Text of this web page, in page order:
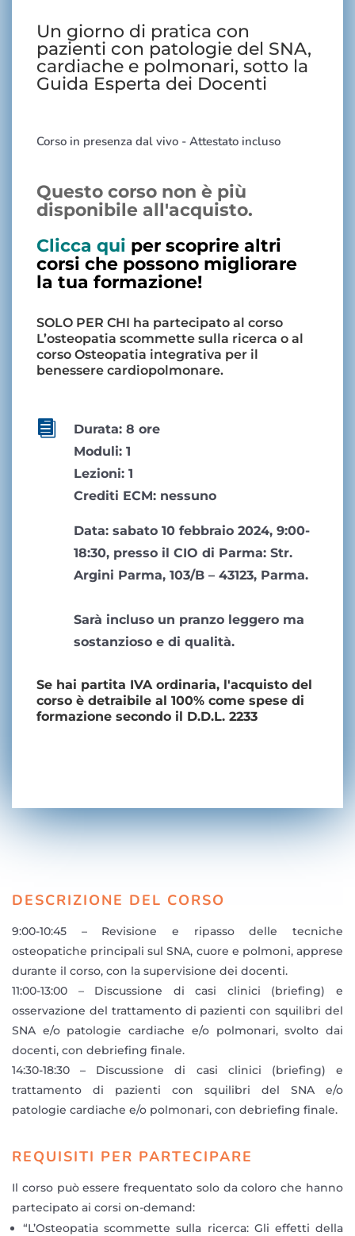
Un giorno di pratica con
pazienti con patologie del SNA,
cardiache e polmonari, sotto la
Guida Esperta dei Docenti
Corso in presenza dal vivo - Attestato incluso
Questo corso non è più
disponibile all'acquisto.
Clicca qui per scoprire altri
corsi che possono migliorare
la tua formazione!
SOLO PER CHI ha partecipato al corso
L’osteopatia scommette sulla ricerca o al
corsoOsteopatia integrativa per il
benessere cardiopolmonare.

Durata: 8 ore
Moduli: 1
Lezioni: 1
Crediti ECM: nessuno
Data: sabato 10 febbraio 2024, 9:00-
18:30, presso il CIO di Parma: Str.
Argini Parma, 103/B – 43123, Parma.
Sarà incluso un pranzo leggero ma
sostanzioso e di qualità.
Se hai partita IVA ordinaria, l'acquisto del
corso è detraibile al 100% come spese di
formazione secondo il D.D.L. 2233
DESCRIZIONE DEL CORSO
9:00-10:45 – Revisione e ripasso delle tecniche
osteopatiche principali sul SNA, cuore e polmoni, apprese
durante il corso, con la supervisione dei docenti.
11:00-13:00 – Discussione di casi clinici (briefing) e
osservazione del trattamento di pazienti con squilibri del
SNA e/o patologie cardiache e/o polmonari, svolto dai
docenti, con debriefing finale.
14:30-18:30 – Discussione di casi clinici (briefing) e
trattamento di pazienti con squilibri del SNA e/o
patologie cardiache e/o polmonari, con debriefing finale.
REQUISITI PER PARTECIPARE
Il corso può essere frequentato solo da coloro che hanno
partecipato ai corsi on-demand:
“L’Osteopatia scommette sulla ricerca: Gli effetti della